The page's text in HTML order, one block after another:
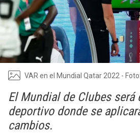
VAR en el Mundial Qatar 2022 -
El Mundial de Clubes será
deportivo donde se
cambios.